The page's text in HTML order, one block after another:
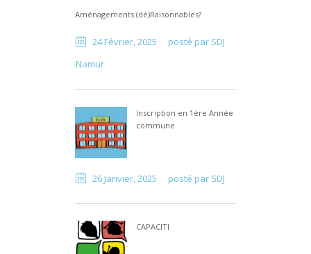
Aménagements (dé)Raisonnables?
24 Février, 2025 posté par SDJ
Namur
Inscription en 1ère Année
commune
26 Janvier, 2025 posté par SDJ
CAPACITI